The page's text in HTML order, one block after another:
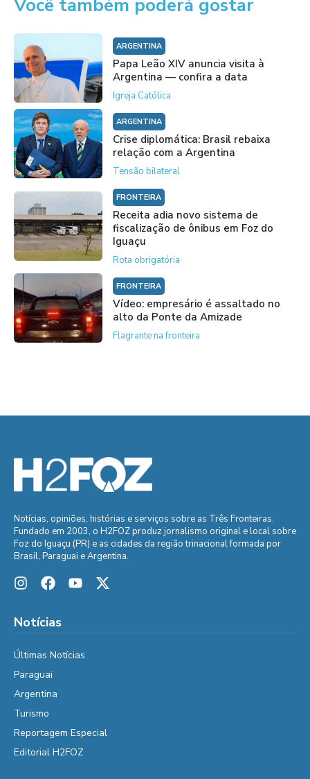
Você também poderá gostar
ARGENTINA
Papa Leão XIV anuncia visita à
Argentina — confira a data
Igreja Católica
ARGENTINA
Crise diplomática: Brasil rebaixa
relação com a Argentina
Tensão bilateral
FRONTEIRA
Receita adia novo sistema de
fiscalização de ônibus em Foz do
Iguaçu
Rota obrigatória
FRONTEIRA
Vídeo: empresário é assaltado no
alto da Ponte da Amizade
Flagrante na fronteira
Notícias, opiniões, histórias e serviços sobre as Três Fronteiras.
Fundado em 2003, o H2FOZ produz jornalismo original e local sobre
Foz do Iguaçu (PR) e as cidades da região trinacional formada por
Brasil, Paraguai e Argentina.
Notícias
Últimas Notícias
Paraguai
Argentina
Turismo
Reportagem Especial
Editorial H2FOZ